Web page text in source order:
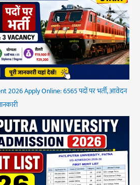
2026 Apply Online: 6565 पदों पर भर्ती, आवेदन